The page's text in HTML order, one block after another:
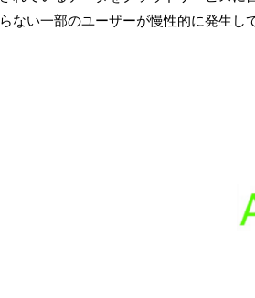
らない一部のユーザーが慢性的に発生し